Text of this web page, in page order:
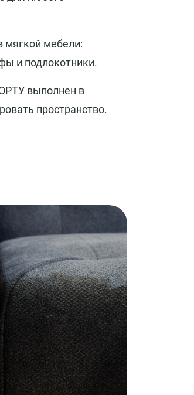
мягкой мебели:
и подлокотники.
выполнен в
пространство.